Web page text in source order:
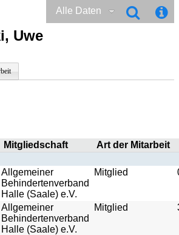
Alle Daten
Uwe
Mitgliedschaft
Art der Mitarbeit
Allgemeiner
Behindertenverband
Halle (Saale) e.V.
Mitglied
Allgemeiner
Behindertenverband
Halle (Saale) e.V.
Mitglied